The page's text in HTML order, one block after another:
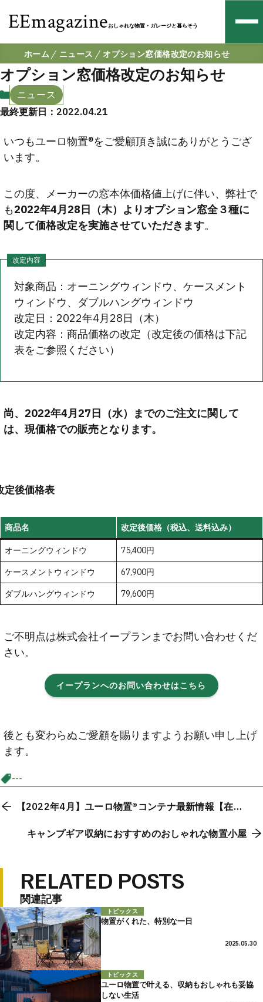
EEmagazineおしゃれな物置・ガレージと暮らそう
ホーム ニュース オプション窓価格改定のお知らせ
オプション窓価格改定のお知らせ
ニュース
最終更新日：2022.04.21
いつもユーロ物置®︎をご愛顧頂き誠にありがとうござ
います。
この度、メーカーの窓本体価格値上げに伴い、弊社で
も2022年4月28日（木）よりオプション窓全３種に
関して価格改定を実施させていただきます。
改定内容
対象商品：オーニングウィンドウ、ケースメント
ウィンドウ、ダブルハングウィンドウ
改定日：2022年4月28日（木）
改定内容：商品価格の改定（改定後の価格は下記
表をご参照ください）
尚、2022年4月27日（水）までのご注文に関して
は、現価格での販売となります。
定後価格表
商品名 改定後価格（税込、送料込み）
オーニングウィンドウ 75,400円
ケースメントウィンドウ 67,900円
ダブルハングウィンドウ 79,600円
ご不明点は株式会社イープランまでお問い合わせくだ
さい。
イープランへのお問い合わせはこちら
後とも変わらぬご愛顧を賜りますようお願い申し上げ
ます。
---
【2022年4月】ユーロ物置®コンテナ最新情報【在庫
キャンプギア収納におすすめのおしゃれな物置小屋
RELATED POSTS
関連記事
トピックス
物置がくれた、特別な一日
2025.05.30
トピックス
ユーロ物置で叶える、収納もおしゃれも妥協
しない生活